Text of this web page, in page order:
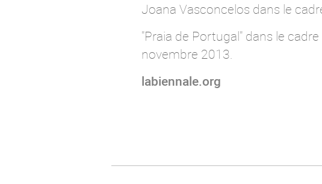
Joana Vasconcelos dans le
"Praia de Portugal" dans le
novembre 2013.
labiennale.org